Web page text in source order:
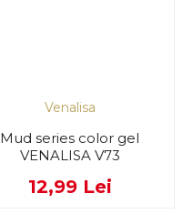
Venalisa
Mud series color gel
VENALISA V73
12,99 Lei